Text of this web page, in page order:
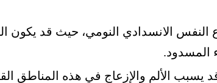
النفس الانسدادي النومي، حيث قد يكون
المسدود.
يسبب الألم والإزعاج في هذه المناطق